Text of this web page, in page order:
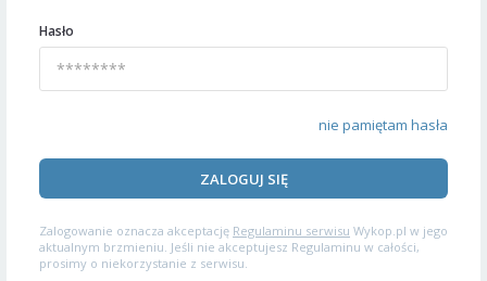
Hasło
nie pamiętam hasła
ZALOGUJ SIĘ
Zalogowanie oznacza akceptację Regulaminu serwisu Wykop.pl w jego
aktualnym brzmieniu. Jeśli nie akceptujesz Regulaminu w całości,
prosimy o niekorzystanie z serwisu.